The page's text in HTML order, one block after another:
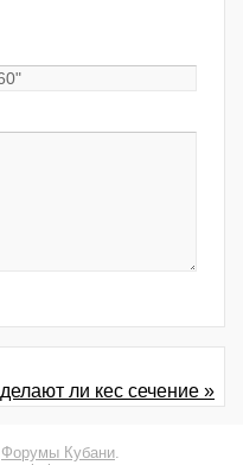
делают ли кес сечение »
Форумы Кубани.